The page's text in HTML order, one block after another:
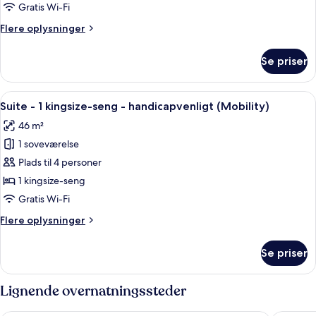
1
seng
Gratis Wi-Fi
Flere oplysninger
Flere
-
kingsize-
Se priser
Indlæs
alle
billeder
af
Suite
-
1
seng
(Mobility)
Et hotelværelse med en stor seng,
6
Suite - 1 kingsize-seng - handicapvenligt (Mobility)
46 m²
1 soveværelse
Plads til 4 personer
1 kingsize-seng
Gratis Wi-Fi
Flere oplysninger
Flere
-
1
kingsize-
seng
Se priser
Lignende overnatningssteder